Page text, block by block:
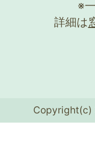
※
詳細は
Copyright(c)